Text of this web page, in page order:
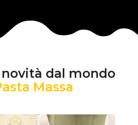
dal mondo
Massa